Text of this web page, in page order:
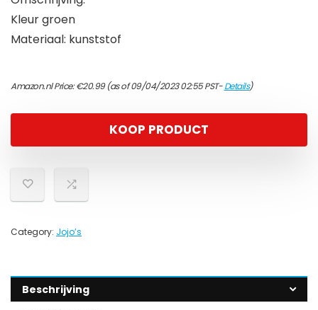
Kleur groen
Materiaal: kunststof
Amazon.nl Price:€20.99(as of 09/04/2023 02:55 PST-Details)
KOOP PRODUCT
Category: Jojo’s
Beschrijving